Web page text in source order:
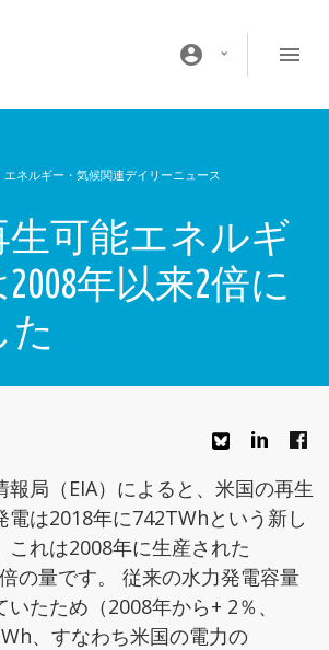
account_circle
エネルギー・気候関連デイリーニュース
生可能エネルギ
年以来2倍に
た
局（EIA）によると、米国の再生
電は2018年に742TWhという新し
これは2008年に生産された
の量です。 従来の水力発電容量
たため（2008年から+ 2％、
、すなわち米国の電力の